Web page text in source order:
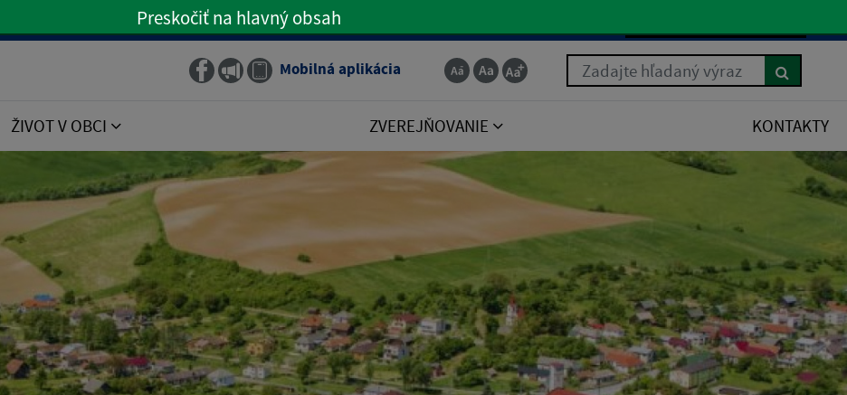
Preskočiť na hlavné menu
Preskočiť na hlavný obsah
Obecný rozhlas
Mobilná aplikácia Zadajte hľadaný výraz
ŽIVOT V OBCI ZVEREJŇOVANIE KONTAKTY